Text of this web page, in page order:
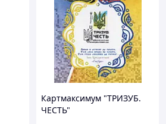
Картмаксимум "ТРИЗУБ.
ЧЕСТЬ"